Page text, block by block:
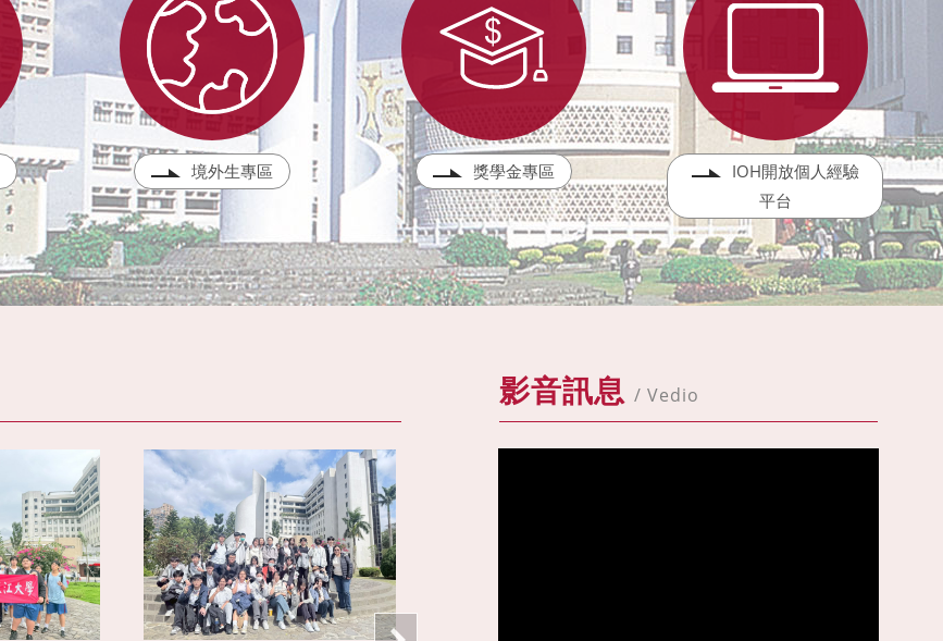
境外生專區 獎學金專區
IOH開放個人經驗
平台
影音訊息 / Vedio